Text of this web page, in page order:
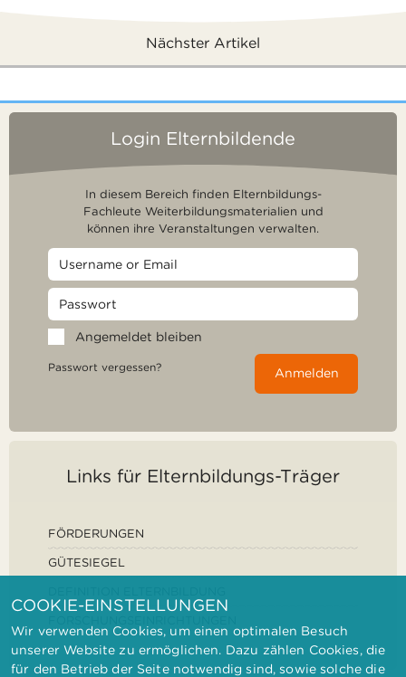
Nächster Artikel
Login Elternbildende
In diesem Bereich finden Elternbildungs-
Fachleute Weiterbildungsmaterialien und
können ihre Veranstaltungen verwalten.
Angemeldet bleiben
Passwort vergessen? Anmelden
Links für Elternbildungs-Träger
FÖRDERUNGEN
GÜTESIEGEL
COOKIE-EINSTELLUNGEN
Wir verwenden Cookies, um einen optimalen Besuch
unserer Website zu ermöglichen. Dazu zählen Cookies, die
für den Betrieb der Seite notwendig sind, sowie solche die